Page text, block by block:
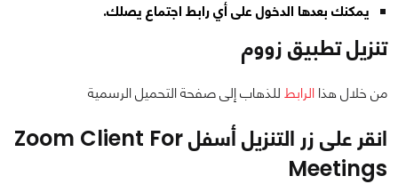
يمكنك بعدها الدخول على أي رابط اجتماع يصلك.
تنزيل تطبيق زووم
من خلال هذا الرابط للذهاب إلى صفحة التحميل الرسمية
انقر على زر التنزيل أسفل Zoom Client For
Meetings